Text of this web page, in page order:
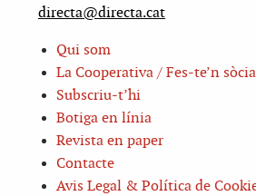
directa@directa.cat
Qui som
La Cooperativa / Fes-te’n sòcia
Subscriu-t’hi
Botiga en línia
Revista en paper
Contacte
Avis Legal & Política de